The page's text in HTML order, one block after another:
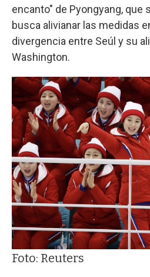
encanto" de Pyongyang, que
busca alivianar las medidas
divergencia entre Seúl y su
Washington.
Foto: Reuters